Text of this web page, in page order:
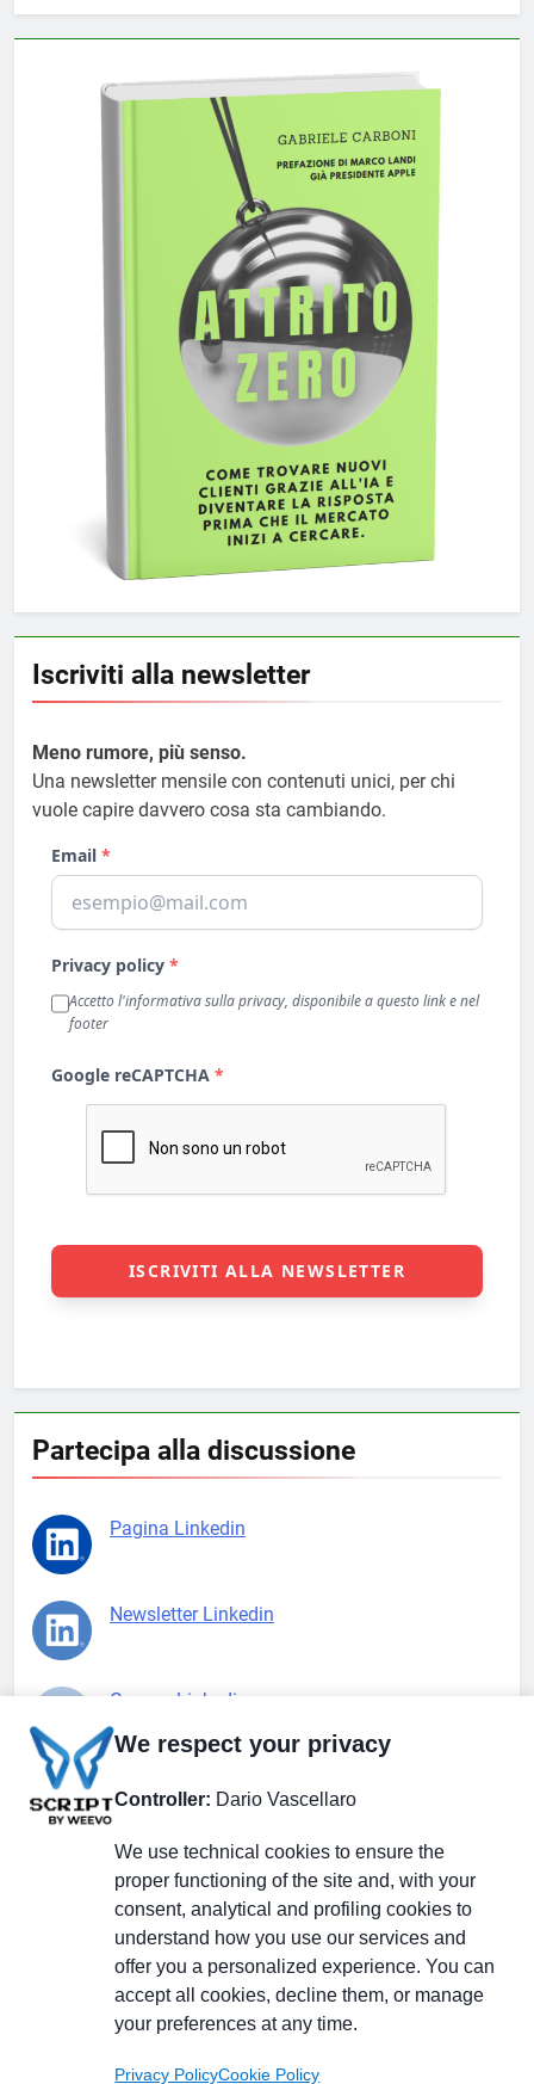
Iscriviti alla newsletter
Meno rumore, più senso.
Una newsletter mensile con contenuti unici, per chi
vuole capire davvero cosa sta cambiando.
Partecipa alla discussione
Pagina Linkedin
Newsletter Linkedin
Gruppo Linkedin
Pagina Facebook
X.com
Il Giornale delle PMI.
Testata giornalistica
registrata al Tribunale di
Privacy PolicyCookie
We respect your privacy
Controller: Dario Vascellaro
We use technical cookies to ensure the
proper functioning of the site and, with your
consent, analytical and profiling cookies to
understand how you use our services and
offer you a personalized experience. You can
accept all cookies, decline them, or manage
your preferences at any time.
Privacy PolicyCookie Policy